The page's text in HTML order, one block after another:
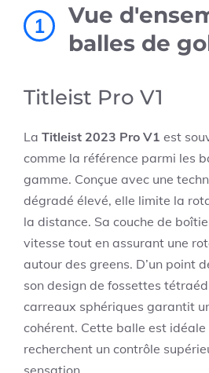
1
Vue
balles de
Titleist Pro V1
La Titleist 2023 Pro V1 est
comme la référence parmi les
gamme. Conçue avec une
dégradé élevé, elle limite la
la distance. Sa couche de
vitesse tout en assurant une
autour des greens. D’un point
son design de fossettes
carreaux sphériques garantit
cohérent. Cette balle est
recherchent un contrôle
sensation.